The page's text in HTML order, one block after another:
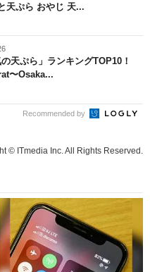
天ぷら おやじ 天...
の天ぷら」ランキングTOP10！
〜Osaka...
Recommended by
© ITmedia Inc. All Rights Reserved.